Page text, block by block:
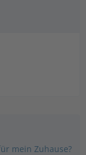
mein Zuhause?